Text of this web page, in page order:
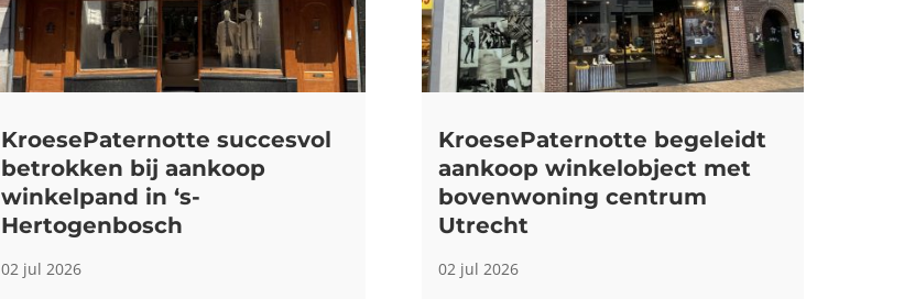
KroesePaternotte succesvol
betrokken bij aankoop
winkelpand in ‘s-
Hertogenbosch
02 jul 2026
KroesePaternotte begeleidt
aankoop winkelobject met
bovenwoning centrum
Utrecht
02 jul 2026